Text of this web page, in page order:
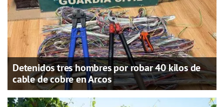
Detenidos tres hombres por robar 40 kilos de
cable de cobre en Arcos